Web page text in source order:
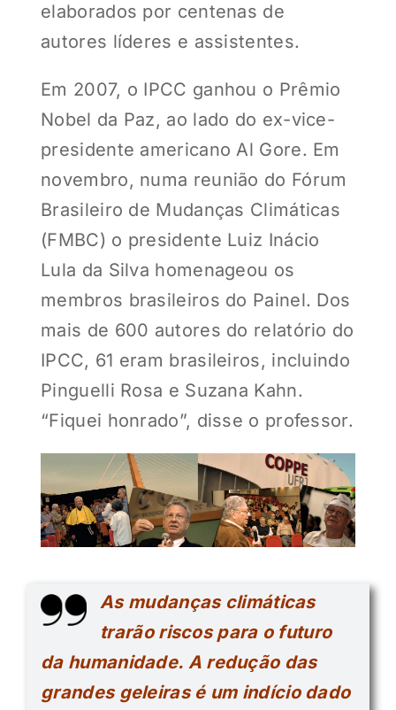
elaborados por centenas de
autores líderes e assistentes.
Em 2007, o IPCC ganhou o Prêmio
Nobel da Paz, ao lado do ex-vice-
presidente americano Al Gore. Em
novembro, numa reunião do Fórum
Brasileiro de Mudanças Climáticas
(FMBC) o presidente Luiz Inácio
Lula da Silva homenageou os
membros brasileiros do Painel. Dos
mais de 600 autores do relatório do
IPCC, 61 eram brasileiros, incluindo
Pinguelli Rosa e Suzana Kahn.
“Fiquei honrado”, disse o professor.
As mudanças climáticas
trarão riscos para o futuro
da humanidade. A redução das
grandes geleiras é um indício dado